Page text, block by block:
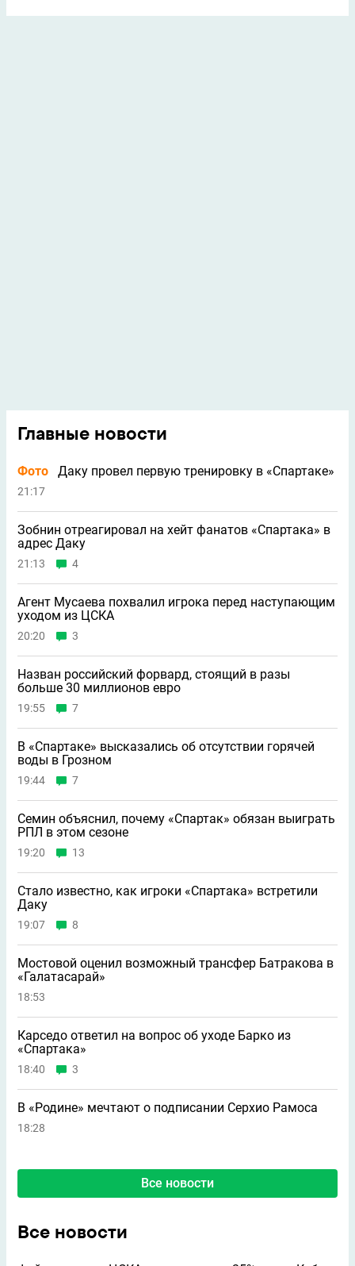
Главные новости
Фото Даку провел первую тренировку в «Спартаке»
21:17
Зобнин отреагировал на хейт фанатов «Спартака» в
адрес Даку
21:13 4
Агент Мусаева похвалил игрока перед наступающим
уходом из ЦСКА
20:20 3
Назван российский форвард, стоящий в разы
больше 30 миллионов евро
19:55 7
В «Спартаке» высказались об отсутствии горячей
воды в Грозном
19:44 7
Семин объяснил, почему «Спартак» обязан выиграть
РПЛ в этом сезоне
19:20 13
Стало известно, как игроки «Спартака» встретили
Даку
19:07 8
Мостовой оценил возможный трансфер Батракова в
«Галатасарай»
18:53
Карседо ответил на вопрос об уходе Барко из
«Спартака»
18:40 3
В «Родине» мечтают о подписании Серхио Рамоса
18:28
Все новости
Все новости